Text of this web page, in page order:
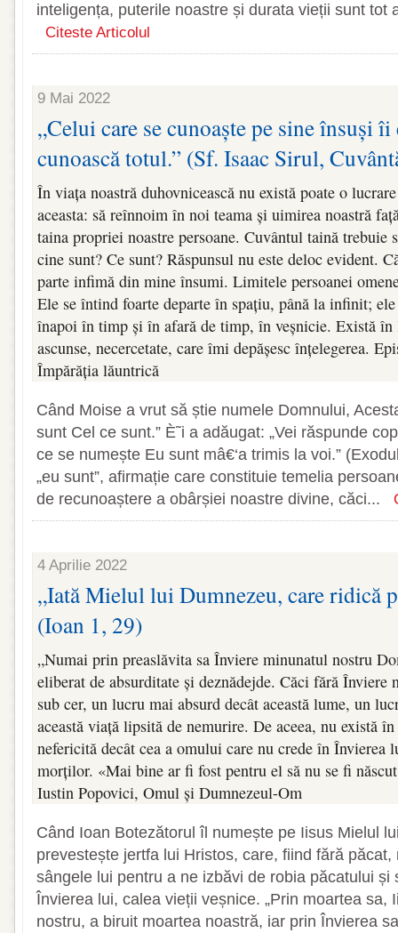
inteligența, puterile noastre și durata vieții sunt tot
Citeste Articolul
9 Mai 2022
„Celui care se cunoaște pe sine însuși îi
cunoască totul.” (Sf. Isaac Sirul,
În viața noastră duhovnicească nu există poate o
aceasta: să reînnoim în noi teama și uimirea noastră
taina propriei noastre persoane. Cuvântul taină trebuie
cine sunt? Ce sunt? Răspunsul nu este deloc evident.
parte infimă din mine însumi. Limitele persoanei
Ele se întind foarte departe în spațiu, până la infinit;
înapoi în timp și în afară de timp, în veșnicie. Există în
ascunse, necercetate, care îmi depășesc înțelegerea.
Împărăția lăuntrică
Când Moise a vrut să știe numele Domnului,
sunt Cel ce sunt.” È˜i a adăugat: „Vei răspunde
ce se numește Eu sunt mâ€‘a trimis la voi.”
„eu sunt”, afirmație care constituie temelia
de recunoaștere a obârșiei noastre divine, căci...
4 Aprilie 2022
„Iată Mielul lui Dumnezeu, care ridică
(Ioan 1, 29)
„Numai prin preaslăvita sa Înviere minunatul nostru
eliberat de absurditate și deznădejde. Căci fără
sub cer, un lucru mai absurd decât această lume, un
această viață lipsită de nemurire. De aceea, nu există
nefericită decât cea a omului care nu crede în Învierea
morților. «Mai bine ar fi fost pentru el să nu se fi
Iustin Popovici, Omul și Dumnezeul-Om
Când Ioan Botezătorul îl numește pe Iisus Mielul
prevestește jertfa lui Hristos, care, fiind fără
sângele lui pentru a ne izbăvi de robia păcatului și
Învierea lui, calea vieții veșnice. „Prin moartea sa,
nostru, a biruit moartea noastră, iar prin Învierea